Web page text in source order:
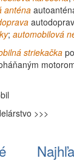
anténa
; automobilová
striekačka
>>>